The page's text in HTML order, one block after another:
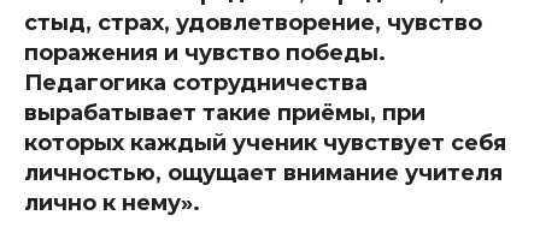
стыд, страх, удовлетворение, чувство
поражения и чувство победы.
Педагогика сотрудничества
вырабатывает такие приёмы, при
которых каждый ученик чувствует себя
личностью, ощущает внимание учителя
лично к нему».